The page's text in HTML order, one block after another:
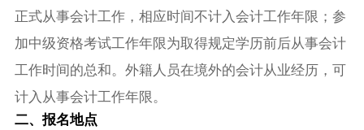
正式从事会计工作，相应时间不计入会计工作年限；参
加中级资格考试工作年限为取得规定学历前后从事会计
工作时间的总和。外籍人员在境外的会计从业经历，可
计入从事会计工作年限。
二、报名地点